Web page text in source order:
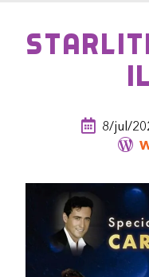
8/jul/